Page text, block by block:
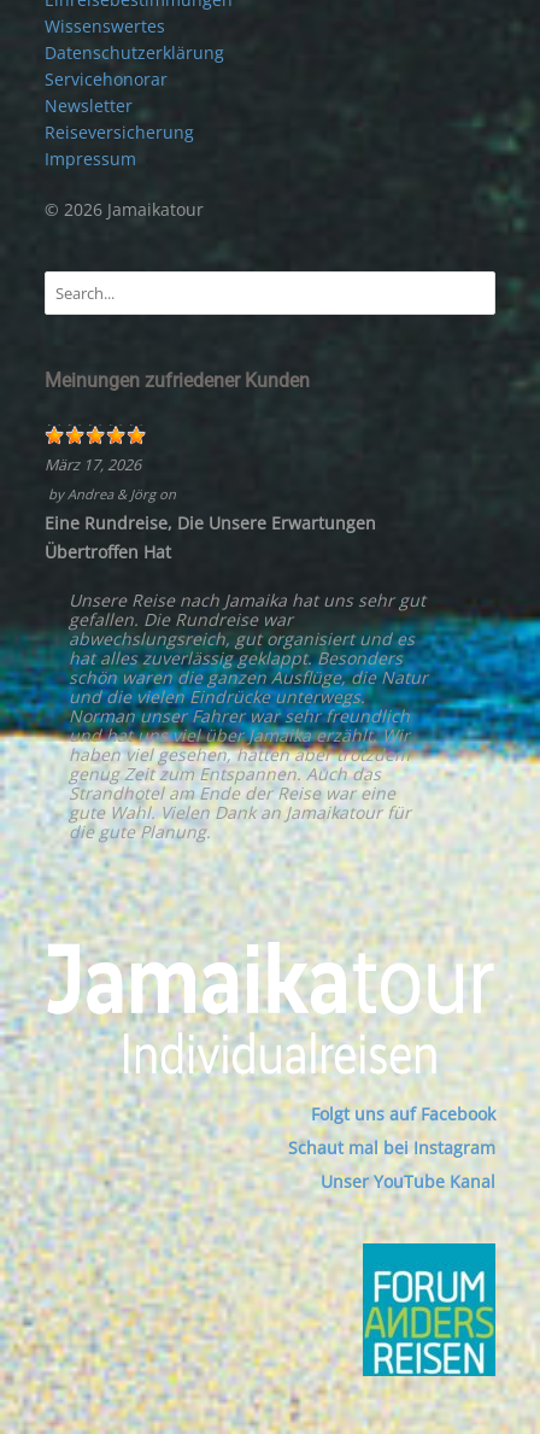
Wissenswertes
Datenschutzerklärung
Servicehonorar
Newsletter
Reiseversicherung
Impressum
© 2026 Jamaikatour
Meinungen zufriedener Kunden
März 17, 2026
byAndrea & Jörgon
Eine Rundreise, Die Unsere Erwartungen
Übertroffen Hat
Unsere Reise nach Jamaika hat uns sehr gut
gefallen. Die Rundreise war
abwechslungsreich, gut organisiert und es
hat alles zuverlässig geklappt. Besonders
schön waren die ganzen Ausflüge, die Natur
und die vielen Eindrücke unterwegs.
Norman unser Fahrer war sehr freundlich
und hat uns viel über Jamaika erzählt. Wir
haben viel gesehen, hatten aber trotzdem
genug Zeit zum Entspannen. Auch das
Strandhotel am Ende der Reise war eine
gute Wahl. Vielen Dank an Jamaikatour für
die gute Planung.
Folgt uns auf Facebook
Schaut mal bei Instagram
Unser YouTube Kanal